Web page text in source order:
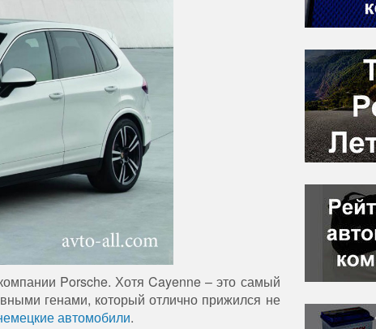
Porsche. Хотя Cayenne – это самый
генами, который отлично прижился не
автомобили.